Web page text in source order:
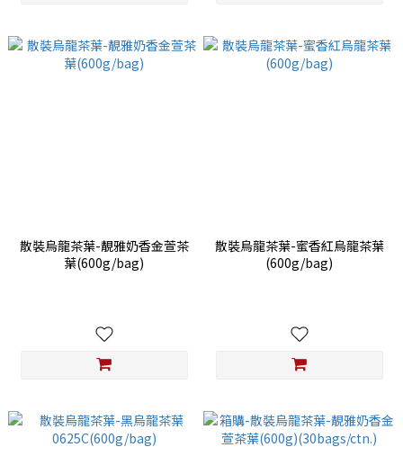
散裝烏龍茶葉-靚雅奶香金萱茶
葉(600g/bag)
散裝烏龍茶葉-蜜香紅烏龍茶葉
(600g/bag)